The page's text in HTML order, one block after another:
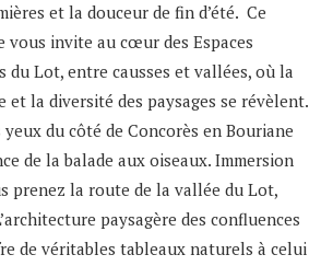
et la douceur de fin d’été. Ce
vous invite au cœur des Espaces
du Lot, entre causses et vallées, où la
et la diversité des paysages se révèlent.
du côté de Concorès en Bouriane
de la balade aux oiseaux. Immersion
prenez la route de la vallée du Lot,
paysagère des confluences
de véritables tableaux naturels à celui